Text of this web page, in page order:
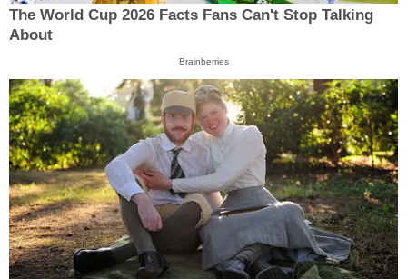
The World Cup 2026 Facts Fans Can't Stop Talking
About
Brainberries